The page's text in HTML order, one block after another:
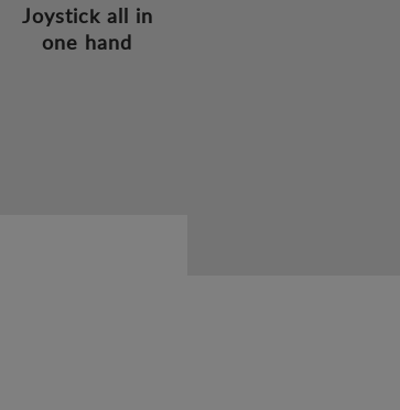
Joystick all in
one hand